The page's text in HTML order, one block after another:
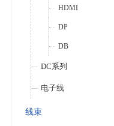
HDMI
DP
DB
DC系列
电子线
线束